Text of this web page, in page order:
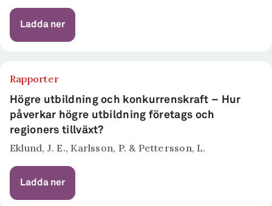
Ladda ner
Rapporter
Högre utbildning och konkurrenskraft – Hur
påverkar högre utbildning företags och
regioners tillväxt?
Eklund, J. E., Karlsson, P. & Pettersson, L.
Ladda ner